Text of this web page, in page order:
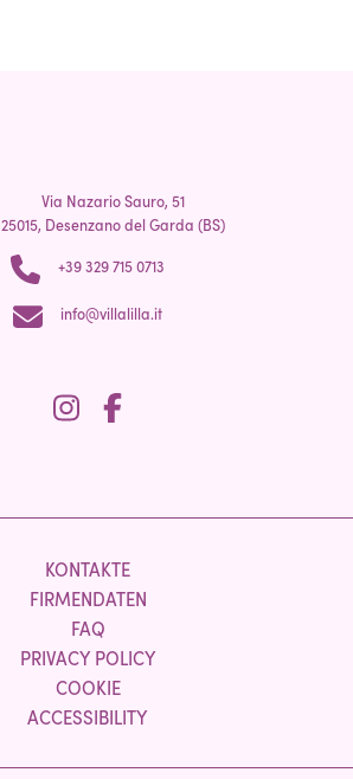
Via Nazario Sauro, 51
25015, Desenzano del Garda (BS)
+39 329 715 0713
info@villalilla.it
KONTAKTE
FIRMENDATEN
FAQ
PRIVACY POLICY
COOKIE
ACCESSIBILITY